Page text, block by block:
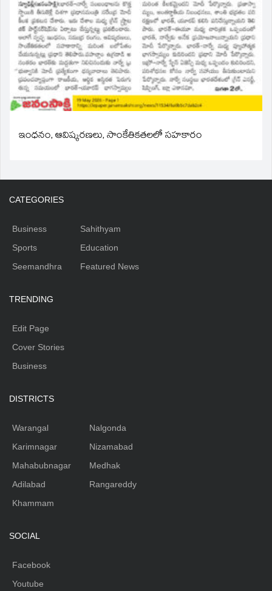
ఇంధనం, ఆవిష్కరణలు, సాంకేతికతలలో సహకారం
CATEGORIES
Business
Sports
Seemandhra
Sahithyam
Education
Featured News
TRENDING
Edit Page
Cover Stories
Business
DISTRICTS
Warangal
Karimnagar
Mahabubnagar
Adilabad
Khammam
Nalgonda
Nizamabad
Medhak
Rangareddy
SOCIAL
Facebook
Youtube